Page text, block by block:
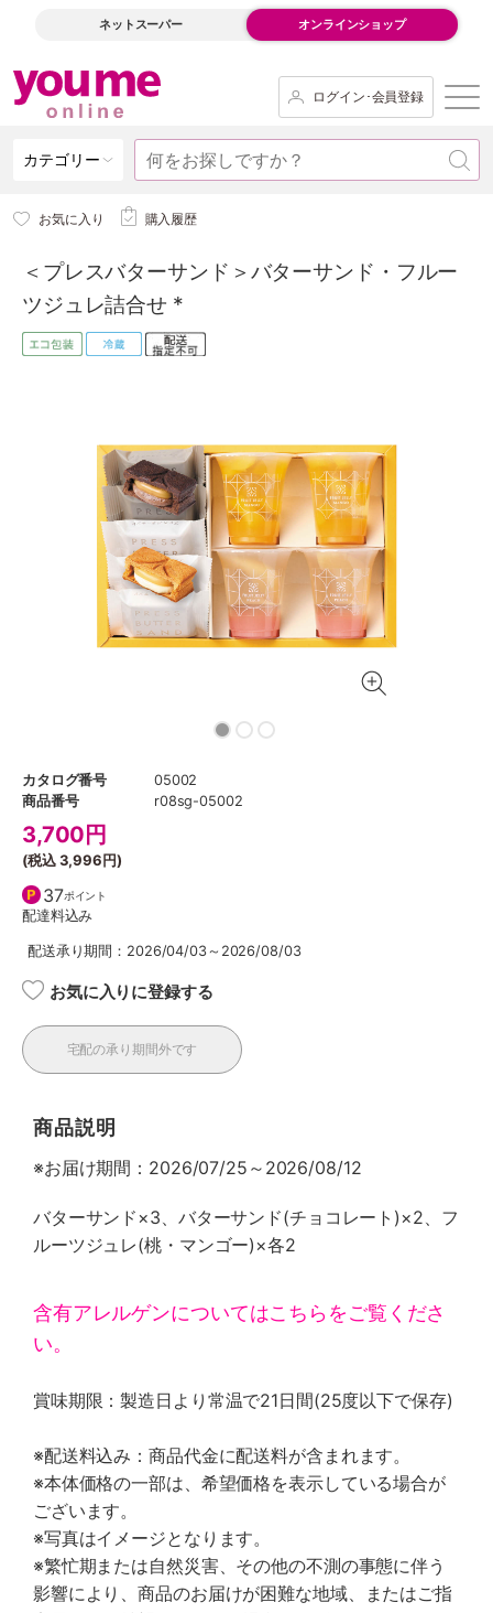
ネットスーパー オンラインショップ
ログイン･会員登録
カテゴリー
お気に入り 購入履歴
＜プレスバターサンド＞バターサンド・フルー
ツジュレ詰合せ *
カタログ番号
05002
商品番号
r08sg-05002
3,700 円
(税込3,996円)
37ポイント
配達料込み
配送承り期間：2026/04/03～2026/08/03
お気に入りに登録する
宅配の承り期間外です
商品説明
※お届け期間：2026/07/25～2026/08/12
バターサンド×3、バターサンド(チョコレート)×2、フ
ルーツジュレ(桃・マンゴー)×各2
含有アレルゲンについてはこちらをご覧くださ
い。
賞味期限：製造日より常温で21日間(25度以下で保存)
※配送料込み：商品代金に配送料が含まれます。
※本体価格の一部は、希望価格を表示している場合が
ございます。
※写真はイメージとなります。
※繁忙期または自然災害、その他の不測の事態に伴う
影響により、商品のお届けが困難な地域、またはご指